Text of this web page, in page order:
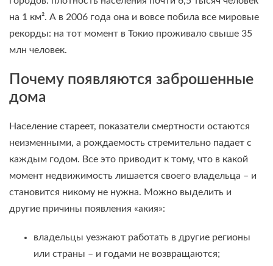
на 1 км². А в 2006 года она и вовсе побила все мировые
рекорды: на тот момент в Токио проживало свыше 35
млн человек.
Почему появляются заброшенные
дома
Население стареет, показатели смертности остаются
неизменными, а рождаемость стремительно падает с
каждым годом. Все это приводит к тому, что в какой
момент недвижимость лишается своего владельца – и
становится никому не нужна. Можно выделить и
другие причины появления «акия»:
владельцы уезжают работать в другие регионы
или страны – и годами не возвращаются;